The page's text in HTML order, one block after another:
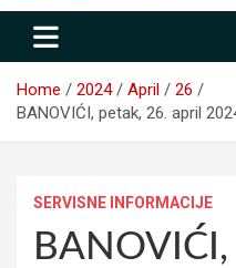
Home 2024 April
26
BANOVIĆI, petak, 26. april
SERVISNE INFORMACIJE